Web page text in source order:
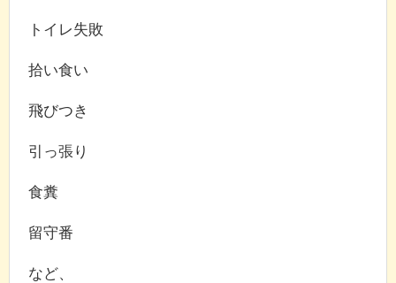
トイレ失敗
拾い食い
飛びつき
引っ張り
食糞
留守番
など、